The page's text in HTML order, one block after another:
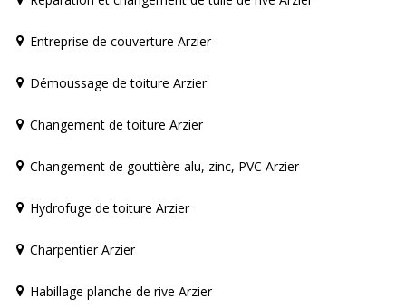
Entreprise de couverture Arzier
Démoussage de toiture Arzier
Changement de toiture Arzier
Changement de gouttière alu, zinc, PVC Arzier
Hydrofuge de toiture Arzier
Charpentier Arzier
Habillage planche de rive Arzier